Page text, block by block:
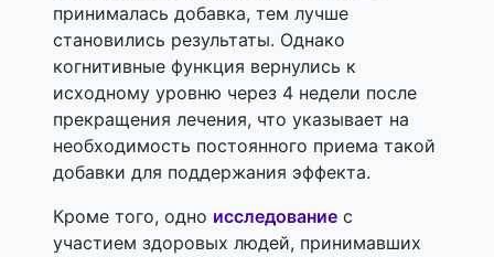
принималась добавка, тем лучше
становились результаты. Однако
когнитивные функция вернулись к
исходному уровню через 4 недели после
прекращения лечения, что указывает на
необходимость постоянного приема такой
добавки для поддержания эффекта.
Кроме того, одно исследование с
участием здоровых людей, принимавших